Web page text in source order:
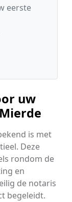
eerste
uw
is met
Deze
rondom de
en
de notaris
begeleidt.